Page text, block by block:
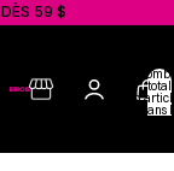
DÈS 59 $
total
dans